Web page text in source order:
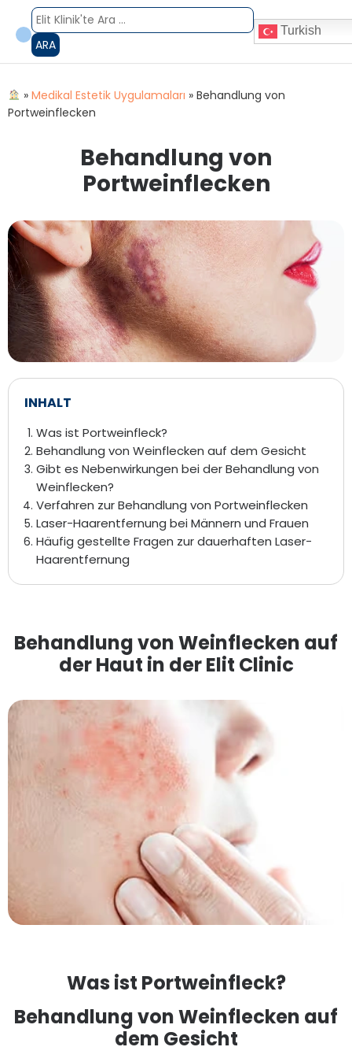
ARA
Turkish
» Medikal Estetik Uygulamaları » Behandlung von
Portweinflecken
Behandlung von
Portweinflecken
INHALT
Was ist Portweinfleck?
Behandlung von Weinflecken auf dem Gesicht
Gibt es Nebenwirkungen bei der Behandlung von
Weinflecken?
Verfahren zur Behandlung von Portweinflecken
Laser-Haarentfernung bei Männern und Frauen
Häufig gestellte Fragen zur dauerhaften Laser-
Haarentfernung
Behandlung von Weinflecken auf
der Haut in der Elit Clinic
Was ist Portweinfleck?
Behandlung von Weinflecken auf
dem Gesicht